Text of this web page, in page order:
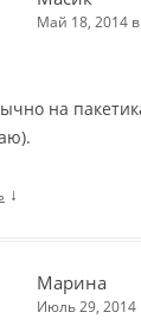
Май 18, 2014
на
↓
Марина
Июль 29, 2014